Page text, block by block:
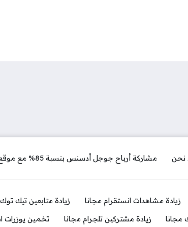
نحن مشاركة أرباح جوجل أدسنس بنسبة 85% مع موقع المربح دوت كوم
زيادة مشاهدات انستقرام مجانا زيادة متابعين تيك
مجانا زيادة مشتركين تلجرام مجانا تخمين يوزرات